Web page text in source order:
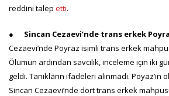
reddini talep etti.
● Sincan Cezaevi’nde trans erkek
Cezaevi’nde Poyraz isimli trans erkek
Ölümün ardından savcılık, inceleme için iki
geldi. Tanıkların ifadeleri alınmadı. Poyaz’ın
Sincan Cezaevi’nde dört trans erkek